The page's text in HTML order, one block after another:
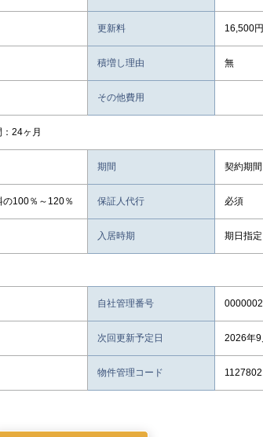
更新料 16,500円
積増し理由 無
その他費用
24ヶ月
期間 契約期
100％～120％ 保証人代行 必須
入居時期 期日指
自社管理番号
次回更新予定日 2026年
物件管理コード